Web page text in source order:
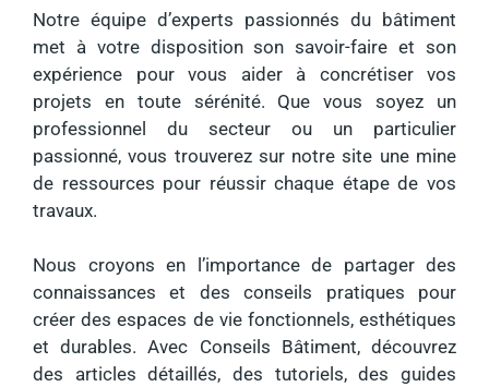
Notre équipe d’experts passionnés du bâtiment
met à votre disposition son savoir-faire et son
expérience pour vous aider à concrétiser vos
projets en toute sérénité. Que vous soyez un
professionnel du secteur ou un particulier
passionné, vous trouverez sur notre site une mine
de ressources pour réussir chaque étape de vos
travaux.
Nous croyons en l’importance de partager des
connaissances et des conseils pratiques pour
créer des espaces de vie fonctionnels, esthétiques
et durables. Avec Conseils Bâtiment, découvrez
des articles détaillés, des tutoriels, des guides